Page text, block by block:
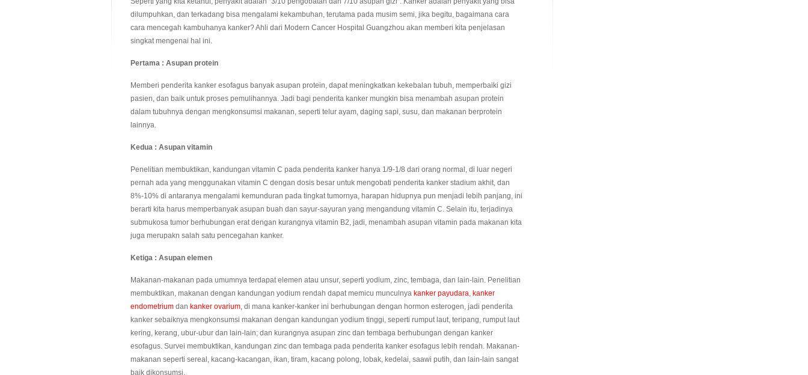
dilumpuhkan, dan terkadang bisa mengalami kekambuhan, terutama pada musim semi, jika begitu, bagaimana cara
cara mencegah kambuhanya kanker? Ahli dari Modern Cancer Hospital Guangzhou akan memberi kita penjelasan
singkat mengenai hal ini.
Pertama : Asupan protein
Memberi penderita kanker esofagus banyak asupan protein, dapat meningkatkan kekebalan tubuh, memperbaiki gizi
pasien, dan baik untuk proses pemulihannya. Jadi bagi penderita kanker mungkin bisa menambah asupan protein
dalam tubuhnya dengan mengkonsumsi makanan, seperti telur ayam, daging sapi, susu, dan makanan berprotein
lainnya.
Kedua : Asupan vitamin
Penelitian membuktikan, kandungan vitamin C pada penderita kanker hanya 1/9-1/8 dari orang normal, di luar negeri
pernah ada yang menggunakan vitamin C dengan dosis besar untuk mengobati penderita kanker stadium akhit, dan
8%-10% di antaranya mengalami kemunduran pada tingkat tumornya, harapan hidupnya pun menjadi lebih panjang, ini
berarti kita harus memperbanyak asupan buah dan sayur-sayuran yang mengandung vitamin C. Selain itu, terjadinya
submukosa tumor berhubungan erat dengan kurangnya vitamin B2, jadi, menambah asupan vitamin pada makanan kita
juga merupakn salah satu pencegahan kanker.
Ketiga : Asupan elemen
Makanan-makanan pada umumnya terdapat elemen atau unsur, seperti yodium, zinc, tembaga, dan lain-lain. Penelitian
membuktikan, makanan dengan kandungan yodium rendah dapat memicu munculnya kanker payudara, kanker
endometrium dan kanker ovarium, di mana kanker-kanker ini berhubungan dengan hormon esterogen, jadi penderita
kanker sebaiknya mengkonsumsi makanan dengan kandungan yodium tinggi, seperti rumput laut, teripang, rumput laut
kering, kerang, ubur-ubur dan lain-lain; dan kurangnya asupan zinc dan tembaga berhubungan dengan kanker
esofagus. Survei membuktikan, kandungan zinc dan tembaga pada penderita kanker esofagus lebih rendah. Makanan-
makanan seperti sereal, kacang-kacangan, ikan, tiram, kacang polong, lobak, kedelai, saawi putih, dan lain-lain sangat
baik dikonsumsi.